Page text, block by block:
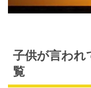
子供が言われ
覧